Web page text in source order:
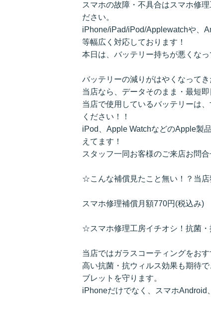
スマホの故障・不具合はスマホ修
ださい。
iPhone/iPad/iPod/Applewatchや、
等幅広く対応しております！
本日は、バッテリー持ちが悪くな
バッテリーの減りがはやくなって
当店なら、データそのまま・最短
当店で使用しているバッテリーは
ください！！
iPod、Apple WatchなどのApple製
えてます！
スタッフ一同お客様のご来店お問
☆こんな補償見たこと無い！？当
スマホ修理補償月額770円(税込み)
☆スマホ修理工房イチオシ！抗菌
当店ではガラスコーティングをお
高い抗菌・抗ウィルス効果も期待
ブレットを守ります。
iPhoneだけでなく、スマホAndroid